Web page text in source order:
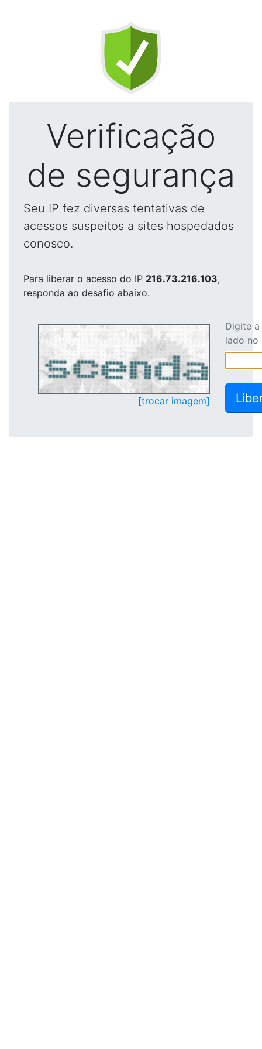
Verificação
de segurança
Seu IP fez diversas tentativas de
acessos suspeitos a sites hospedados
conosco.
Para liberar o acesso do IP 216.73.216.103,
responda ao desafio abaixo.
[trocar imagem]
Digite
lado no